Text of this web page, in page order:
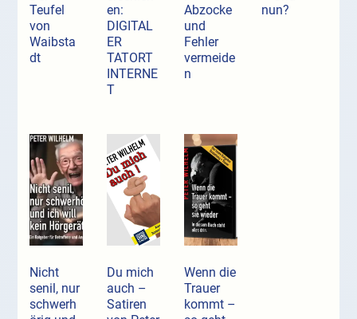
Teufel
von
Waibsta
dt
en:
DIGITAL
ER
TATORT
INTERNE
T
Abzocke
und
Fehler
vermeide
n
nun?
Nicht
senil, nur
schwerh
Du mich
auch –
Satiren
Wenn die
Trauer
kommt –